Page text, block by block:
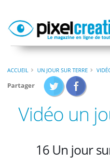
ACCUEIL UN JOUR SUR TERRE
Partager
Vidéo un
16 Un jour